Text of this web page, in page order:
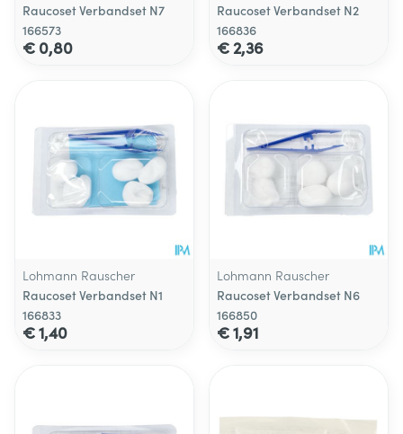
Raucoset Verbandset N7
166573
€ 0,80
Raucoset Verbandset N2
166836
€ 2,36
Lohmann Rauscher
Raucoset Verbandset N1
166833
€ 1,40
Lohmann Rauscher
Raucoset Verbandset N6
166850
€ 1,91